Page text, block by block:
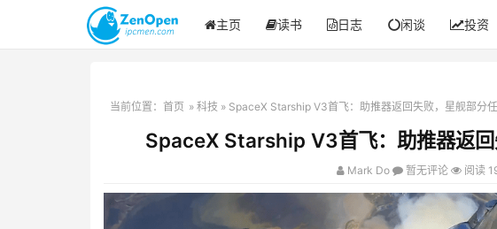
主页 读书 日志 闲谈 投资
当前位置： 首页 » 科技 » SpaceX Starship V3首飞：助推器返回失败，星舰部分
SpaceX Starship V3首飞：助推器返回
Mark Do 暂无评论 阅读